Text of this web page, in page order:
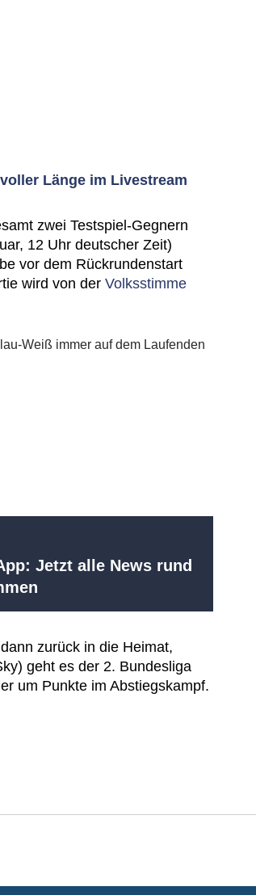
Länge im Livestream
zwei Testspiel-Gegnern
12 Uhr deutscher Zeit)
vor dem Rückrundenstart
wird von der Volksstimme
Jetzt alle News rund
zurück in die Heimat,
geht es der 2. Bundesliga
um Punkte im Abstiegskampf.